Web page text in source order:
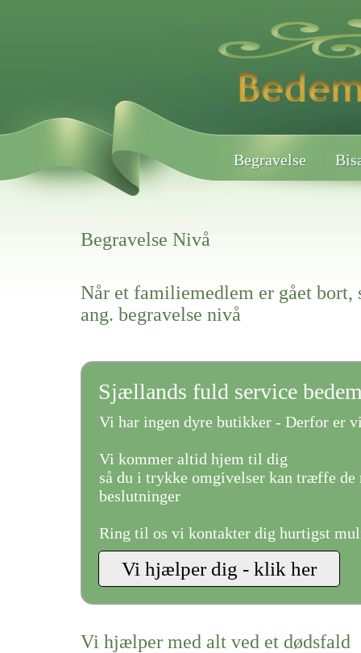
Begravelse
Begravelse Nivå
Når et familiemedlem er gået bort,
ang. begravelse nivå
Sjællands fuld service
Vi har ingen dyre butikker - Derfor er
Vi kommer altid hjem til dig
så du i trykke omgivelser kan træffe de
beslutninger
Ring til os vi kontakter dig hurtigst
Vi hjælper med alt ved et dødsfald